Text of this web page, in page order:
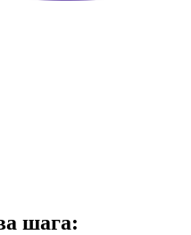
шага: